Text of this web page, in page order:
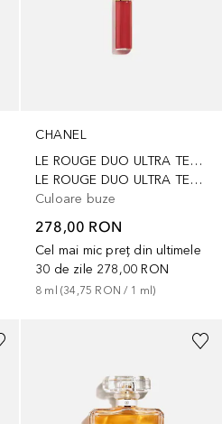
CHANEL
LE ROUGE DUO ULTRA TENUE
LE ROUGE DUO ULTRA TENUE
Culoare buze
278,00 RON
Cel mai mic preț din ultimele
30 de zile 278,00 RON
8 ml (34,75 RON / 1 ml)